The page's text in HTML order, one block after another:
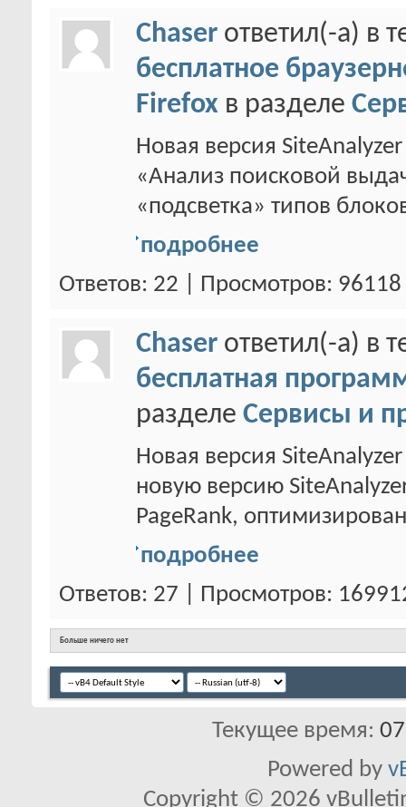
Chaser ответил(-а) в
бесплатное
Firefox в разделе
Новая версия
«Анализ поисковой
«подсветка» типов
подробнее
Ответов: 22 | Просмотров: 96118
Chaser ответил(-а) в
бесплатная
разделе Сервисы и
Новая версия
новую версию
PageRank,
подробнее
Ответов: 27 | Просмотров:
Больше ничего нет
Текущее время:
Powered by
Copyright © 2026